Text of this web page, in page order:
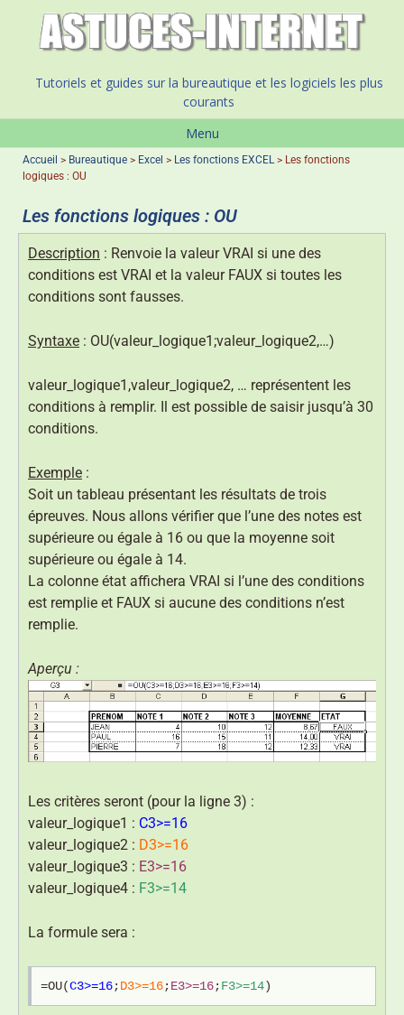
Tutoriels et guides sur la bureautique et les logiciels les plus
courants
Menu
Accueil > Bureautique > Excel > Les fonctions EXCEL> Les fonctions
logiques : OU
Les fonctions logiques : OU
Description : Renvoie la valeur VRAI si une des
conditions est VRAI et la valeur FAUX si toutes les
conditions sont fausses.
Syntaxe : OU(valeur_logique1;valeur_logique2,…)
valeur_logique1,valeur_logique2, … représentent les
conditions à remplir. Il est possible de saisir jusqu’à 30
conditions.
Exemple :
Soit un tableau présentant les résultats de trois
épreuves. Nous allons vérifier que l’une des notes est
supérieure ou égale à 16 ou que la moyenne soit
supérieure ou égale à 14.
La colonne état affichera VRAI si l’une des conditions
est remplie et FAUX si aucune des conditions n’est
remplie.
Aperçu :
Les critères seront (pour la ligne 3) :
valeur_logique1 : C3>=16
valeur_logique2 : D3>=16
valeur_logique3 : E3>=16
valeur_logique4 : F3>=14
La formule sera :
=OU(C3>=16;D3>=16;E3>=16;F3>=14)